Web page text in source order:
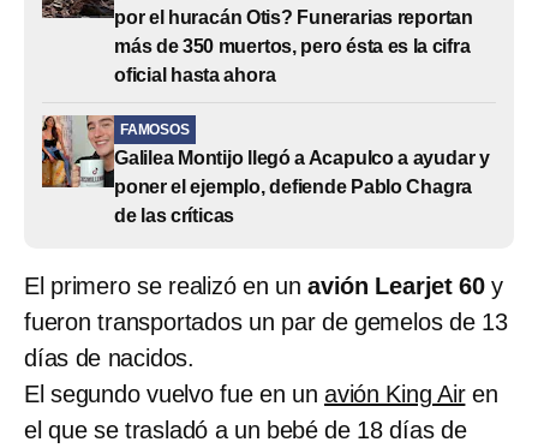
por el huracán Otis? Funerarias reportan
más de 350 muertos, pero ésta es la cifra
oficial hasta ahora
FAMOSOS
Galilea Montijo llegó a Acapulco a ayudar y
poner el ejemplo, defiende Pablo Chagra
de las críticas
El primero se realizó en un avión Learjet 60y
fueron transportados un par de gemelos de 13
días de nacidos.
El segundo vuelvo fue en unavión King Airen
el que se trasladó a un bebé de 18 días de